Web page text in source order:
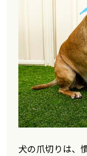
犬の爪切りは、